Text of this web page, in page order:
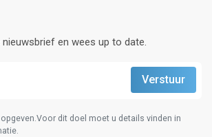
nieuwsbrief en wees up to date.
dit doel moet u details vinden in